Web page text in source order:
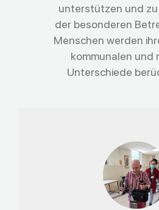
unterstützen und
der besonderen
Menschen werden
kommunalen und
Unterschiede